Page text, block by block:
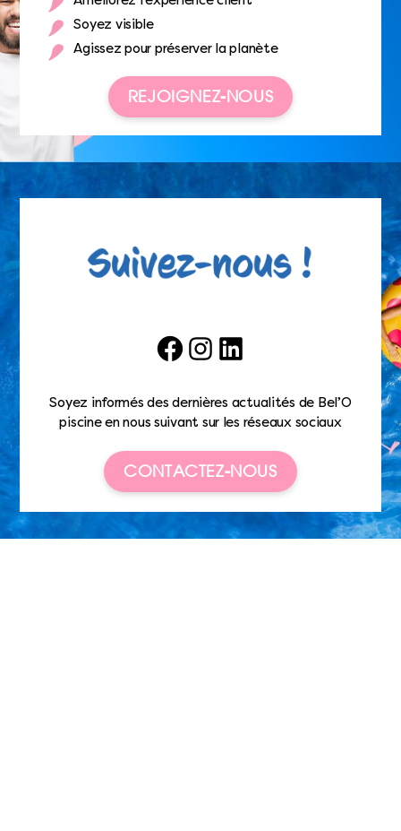
Soyez visible
Agissez pour préserver la planète
REJOIGNEZ-NOUS
FacebookInstagramLinkedIn
Soyez informés des dernières actualités de Bel’O
piscine en nous suivant sur les réseaux sociaux
CONTACTEZ-NOUS